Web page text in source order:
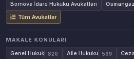
Bornova İdare Hukuku Avukatları
Tüm Avukatlar
MAKALE KONULARI
Genel Hukuk
820 Aile Hukuku 569